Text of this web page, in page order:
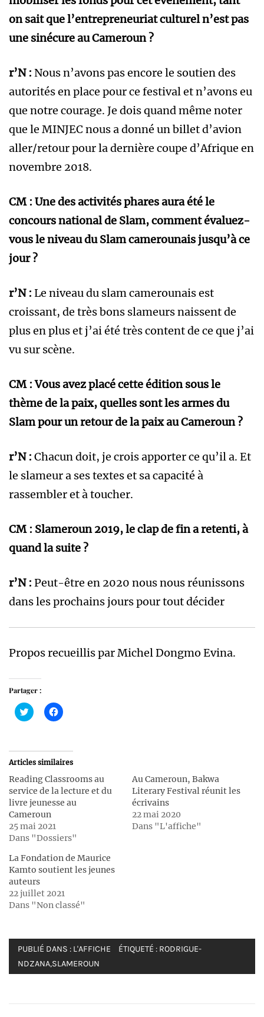
on sait que l’entrepreneuriat culturel n’est pas
une sinécure au Cameroun ?
r’N : Nous n’avons pas encore le soutien des
autorités en place pour ce festival et n’avons eu
que notre courage. Je dois quand même noter
que le MINJEC nous a donné un billet d’avion
aller/retour pour la dernière coupe d’Afrique en
novembre 2018.
CM : Une des activités phares aura été le
concours national de Slam, comment évaluez-
vous le niveau du Slam camerounais jusqu’à ce
jour ?
r’N : Le niveau du slam camerounais est
croissant, de très bons slameurs naissent de
plus en plus et j’ai été très content de ce que j’ai
vu sur scène.
CM : Vous avez placé cette édition sous le
thème de la paix, quelles sont les armes du
Slam pour un retour de la paix au Cameroun ?
r’N : Chacun doit, je crois apporter ce qu’il a. Et
le slameur a ses textes et sa capacité à
rassembler et à toucher.
CM : Slameroun 2019, le clap de fin a retenti, à
quand la suite ?
r’N : Peut-être en 2020 nous nous réunissons
dans les prochains jours pour tout décider
Propos recueillis par Michel Dongmo Evina.
Partager :
Cliquez
pour
dans
une
nouvelle
Cliquez
pour
dans
une
nouvelle
Articles similaires
Reading Classrooms au
service de la lecture et du
livre jeunesse au
Cameroun
25 mai 2021
Dans "Dossiers"
Au Cameroun, Bakwa
Literary Festival réunit les
écrivains
22 mai 2020
Dans "L'affiche"
La Fondation de Maurice
Kamto soutient les jeunes
auteurs
22 juillet 2021
Dans "Non classé"
PUBLIÉ DANS : L'AFFICHE ÉTIQUETÉ : RODRIGUE-
NDZANA,SLAMEROUN